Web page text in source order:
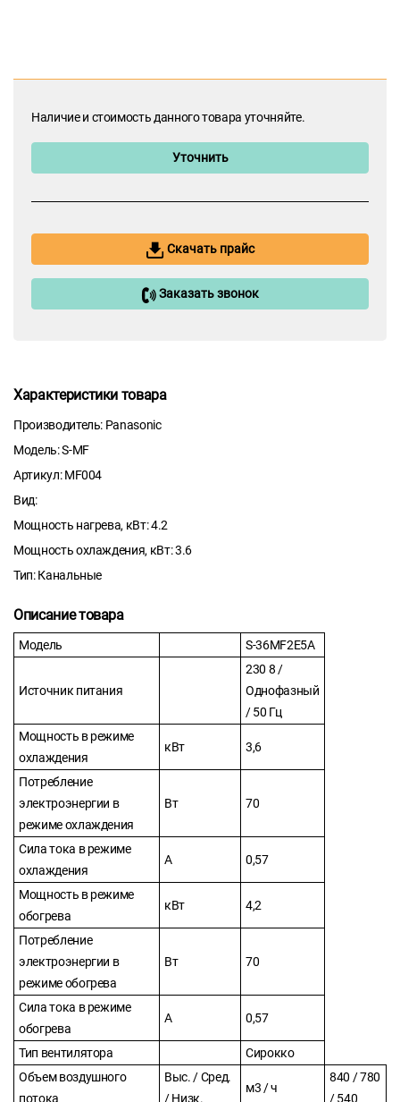
Наличие и стоимость данного товара уточняйте.
Уточнить
Скачать прайс
Заказать звонок
Характеристики товара
Производитель: Panasonic
Модель: S-MF
Артикул: MF004
Вид:
Мощность нагрева, кВт: 4.2
Мощность охлаждения, кВт: 3.6
Тип: Канальные
Описание товара
Модель S-36MF2E5A
Источник питания
230 8 /
Однофазный
/ 50 Гц
Мощность в режиме
охлаждения
кВт 3,6
Потребление
электроэнергии в
режиме охлаждения
Вт 70
Сила тока в режиме
охлаждения
А 0,57
Мощность в режиме
обогрева
кВт 4,2
Потребление
электроэнергии в
режиме обогрева
Вт 70
Сила тока в режиме
обогрева
А 0,57
Тип вентилятора
Сирокко
Объем воздушного
потока
Выс. / Сред.
/ Низк.
м3 / ч
840 / 780
/ 540